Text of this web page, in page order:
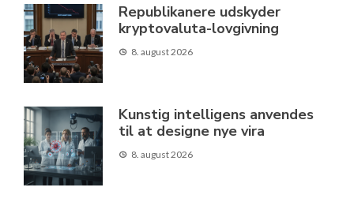
Republikanere udskyder
kryptovaluta-lovgivning
8. august 2026
Kunstig intelligens anvendes
til at designe nye vira
8. august 2026